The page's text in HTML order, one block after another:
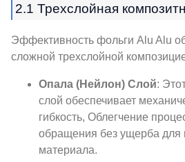
2.1 Трехслойная
Эффективность фольги Alu Alu
сложной трехслойной
Опала (Нейлон) Слой:
слой обеспечивает
гибкость, Облегчение
обращения без ущерба для
материала.